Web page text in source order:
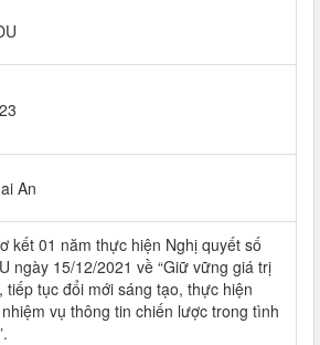
An
kết 01 năm thực hiện Nghị quyết số
ngày 15/12/2021 về “Giữ vững giá trị
tiếp tục đổi mới sáng tạo, thực hiện
vụ thông tin chiến lược trong tình